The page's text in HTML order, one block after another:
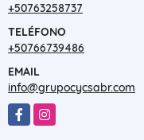
+50763258737
TELÉFONO
+50766739486
EMAIL
info@grupocycsabr.com
FacebookInstagram